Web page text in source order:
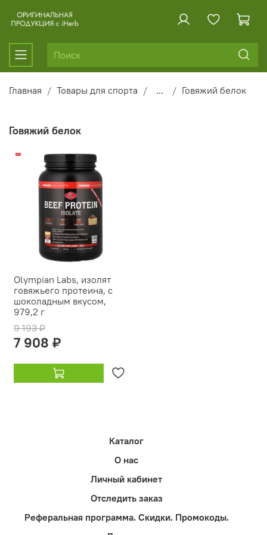
Главная Товары для спорта ... Говяжий белок
Говяжий белок
-14%
Olympian Labs, изолят
говяжьего протеина, с
шоколадным вкусом,
979,2 г
9 193 ₽
7 908 ₽
Каталог
О нас
Личный кабинет
Отследить заказ
Реферальная программа. Скидки. Промокоды.